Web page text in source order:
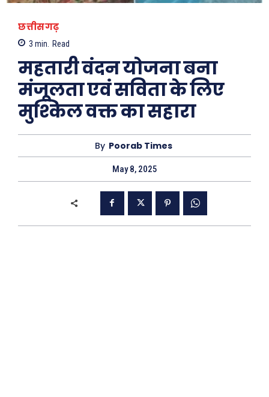
छत्तीसगढ़
3 min. Read
महतारी वंदन योजना बना
मंजूलता एवं सविता के लिए
मुश्किल वक्त का सहारा
By Poorab Times
May 8, 2025